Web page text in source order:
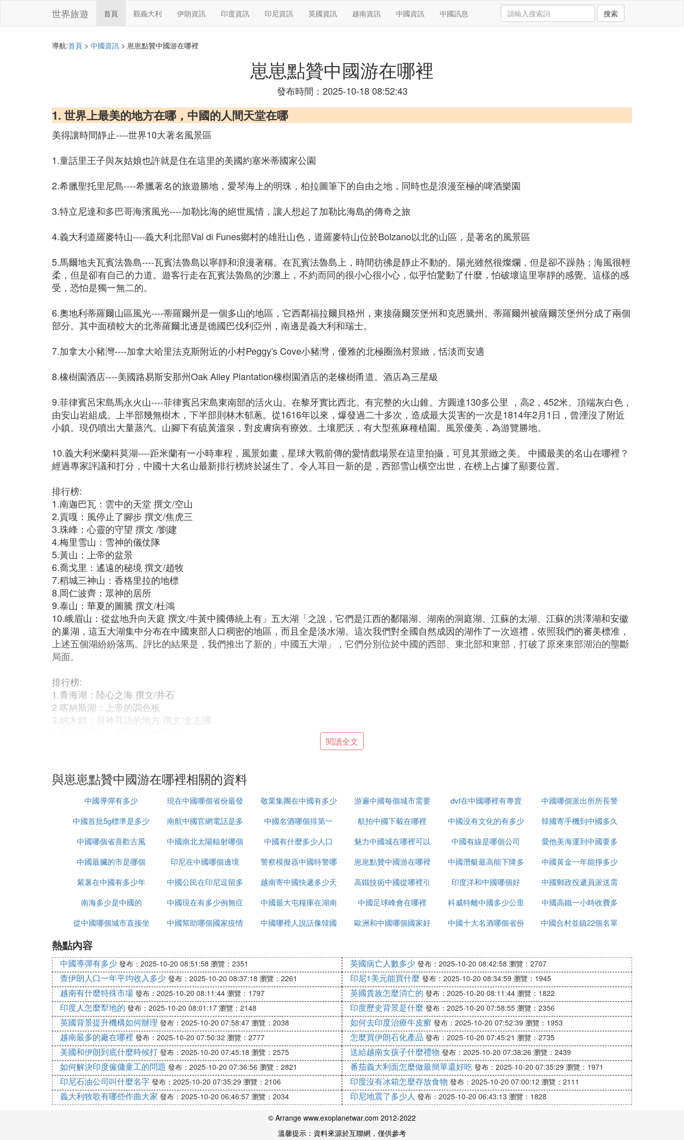
世界旅遊 首頁 觀義大利 伊朗資訊 印度資訊 印尼資訊 英國資訊 越南資訊 中國資訊 中國訊息 搜索
導航:首頁 > 中國資訊 > 崽崽點贊中國游在哪裡
崽崽點贊中國游在哪裡
發布時間：2025-10-18 08:52:43
1. 世界上最美的地方在哪，中國的人間天堂在哪
美得讓時間靜止----世界10大著名風景區
1.童話里王子與灰姑娘也許就是住在這里的美國約塞米蒂國家公園
2.希臘聖托里尼島----希臘著名的旅遊勝地，愛琴海上的明珠，柏拉圖筆下的自由之地，同時也是浪漫至極的啤酒樂園
3.特立尼達和多巴哥海濱風光----加勒比海的絕世風情，讓人想起了加勒比海島的傳奇之旅
4.義大利道羅麥特山----義大利北部Val di Funes鄉村的雄壯山色，道羅麥特山位於Bolzano以北的山區，是著名的風景區
5.馬爾地夫瓦賓法魯島----瓦賓法魯島以寧靜和浪漫著稱。在瓦賓法魯島上，時間彷彿是靜止不動的。陽光雖然很燦爛，但是卻不躁熱；海風很輕
柔，但是卻有自己的力道。遊客行走在瓦賓法魯島的沙灘上，不約而同的很小心很小心，似乎怕驚動了什麼，怕破壞這里寧靜的感覺。這樣的感
受，恐怕是獨一無二的。
6.奧地利蒂羅爾山區風光----蒂羅爾州是一個多山的地區，它西鄰福拉爾貝格州，東接薩爾茨堡州和克恩騰州。蒂羅爾州被薩爾茨堡州分成了兩個
部分。其中面積較大的北蒂羅爾北邊是德國巴伐利亞州，南邊是義大利和瑞士。
7.加拿大小豬灣----加拿大哈里法克斯附近的小村Peggy's Cove小豬灣，優雅的北極圈漁村景緻，恬淡而安適
8.橡樹園酒店----美國路易斯安那州Oak Alley Plantation橡樹園酒店的老橡樹甬道。酒店為三星級
9.菲律賓呂宋島馬永火山----菲律賓呂宋島東南部的活火山。在黎牙實比西北。有完整的火山錐。方圓達130多公里 ，高2，452米。頂端灰白色，
由安山岩組成。上半部幾無樹木，下半部則林木郁蔥。從1616年以來，爆發過二十多次，造成最大災害的一次是1814年2月1日，曾湮沒了附近
小鎮。現仍噴出大量蒸汽。山腳下有硫黃溫泉，對皮膚病有療效。土壤肥沃，有大型蕉麻種植園。風景優美，為游覽勝地。
10.義大利米蘭科莫湖----距米蘭有一小時車程，風景如畫，星球大戰前傳的愛情戲場景在這里拍攝，可見其景緻之美。 中國最美的名山在哪裡？
經過專家評議和打分，中國十大名山最新排行榜終於誕生了。令人耳目一新的是，西部雪山橫空出世，在榜上占據了顯要位置。
排行榜:
1.南迦巴瓦：雲中的天堂 撰文/空山
2.貢嘎：風停止了腳步 撰文/焦虎三
3.珠峰：心靈的守望 撰文 /劉建
4.梅里雪山：雪神的儀仗隊
5.黃山：上帝的盆景
6.喬戈里：遙遠的秘境 撰文/趙牧
7.稻城三神山：香格里拉的地標
8.岡仁波齊：眾神的居所
9.泰山：華夏的圖騰 撰文/杜鴻
10.峨眉山：從盆地升向天庭 撰文/牛黃中國傳統上有」五大湖「之說，它們是江西的鄱陽湖、湖南的洞庭湖、江蘇的太湖、江蘇的洪澤湖和安徽
的巢湖，這五大湖集中分布在中國東部人口稠密的地區，而且全是淡水湖。這次我們對全國自然成因的湖作了一次巡禮，依照我們的審美標准，
上述五個湖紛紛落馬。評比的結果是，我們推出了新的」中國五大湖」，它們分別位於中國的西部、東北部和東部，打破了原來東部湖泊的壟斷
局面。
排行榜:
1.青海湖：陸心之海 撰文/井石
2.喀納斯湖：上帝的調色板
3.納木錯：與神耳語的地方 撰文/金志國
的沙山，走過塔克拉瑪乾的沙海，穿過古爾班通古特的梭梭林，你會不可救葯地愛上它。你的夢里，會響起駝鈴的聲音。
1.巴丹吉林沙漠腹地：上帝畫下的曲線 撰文/董培勤
2.塔克拉瑪干沙漠腹地：大地的天體營 撰文/沈葦
4.鳴沙山、月牙泉:千年的守望
5.沙坡頭:曳住流沙的腳步
樣的，尤其是自然地貌的美。然而，美又是共通的，在這次評選過程中，所有評委都把最高分投給了雅魯藏布大峽谷，因為她的大美震撼了我
排行榜:
2.金沙江虎跳峽 撰文/於堅
3.長江三峽 撰文/范曉
4.怒江大峽谷 撰文/范曉
5.瀾滄江梅里大峽谷
6.太魯閣大峽谷
7.黃河晉陝大峽谷
8.大渡河金口大峽谷
9.太行山大峽谷
10.天山庫車大峽谷
中國是喀斯特大國，也是名副其實的洞穴王國。不過，由於缺乏洞穴探險的傳統，迄今為止，在中國，還有許許多多的洞穴藏在深閨、無人得
知。這使得我們這次洞穴選美可能會「以偏概全」——我們的目光根本無法穿透厚實的土地，注視到那些依然未知的地下世界。即便如此，我們
特別安排了「中國最美的六大旅遊洞穴」和「中國洞穴之最」 兩個序列，盡可能客觀地評選出了中國已知洞穴中的佼佼者，以饗讀者。
閱讀全文
與崽崽點贊中國游在哪裡相關的資料
中國導彈有多少
現在中國哪個省份最發
達
敬業集團在中國有多少
辦事處
游遍中國每個城市需要
多久
dvf在中國哪裡有專賣
店
中國哪個派出所所長警
銜最高
中國首批5g標準是多少
南航中國官網電話是多
少錢
中國名酒哪個排第一 航拍中國下載在哪裡 中國沒有文化的有多少
韓國寄手機到中國多久
中國哪個省喜歡古風
中國南北太陽輻射哪個
大
中國有什麼多少人口
魅力中國城在哪裡可以
看
中國有線是哪個公司
愛他美海運到中國要多
久
中國最臟的市是哪個 印尼在中國哪個邊境
警察模擬器中國特警哪
裡下載
崽崽點贊中國游在哪裡
中國潛艇最高能下降多
少米
中國黃金一年能掙多少
錢
紫薯在中國有多少年
中國公民在印尼逗留多
久
越南寄中國快遞多少天
高鐵技術中國從哪裡引
進
印度洋和中國哪個好
中國郵政投遞員派送需
要多久
南海多少是中國的
中國現在有多少例無症
狀感染者
中國最大屯糧庫在湖南
哪裡
中國足球峰會在哪裡 科威特離中國多少公里
中國高鐵一小時收費多
少
從中國哪個城市直接坐
中國幫助哪個國家疫情
中國哪裡人說話像韓國
歐洲和中國哪個國家好
中國十大名酒哪個省份
中國合村並鎮22個名單
熱點內容
中國導彈有多少 發布：2025-10-20 08:51:58 瀏覽：2351 英國病亡人數多少 發布：2025-10-20 08:42:58 瀏覽：2707
查伊朗人口一年平均收入多少 發布：2025-10-20 08:37:18 瀏覽：2261 印尼1美元能買什麼 發布：2025-10-20 08:34:59 瀏覽：1945
越南有什麼特殊市場 發布：2025-10-20 08:11:44 瀏覽：1797 英國貴族怎麼消亡的 發布：2025-10-20 08:11:44 瀏覽：1822
印度人怎麼犁地的 發布：2025-10-20 08:01:17 瀏覽：2148 印度歷史背景是什麼 發布：2025-10-20 07:58:55 瀏覽：2356
英國背景提升機構如何辦理 發布：2025-10-20 07:58:47 瀏覽：2038 如何去印度治療牛皮癬 發布：2025-10-20 07:52:39 瀏覽：1953
越南最多的廠在哪裡 發布：2025-10-20 07:50:32 瀏覽：2777 怎麼買伊朗石化產品 發布：2025-10-20 07:45:21 瀏覽：2735
美國和伊朗到底什麼時候打 發布：2025-10-20 07:45:18 瀏覽：2575 送給越南女孩子什麼禮物 發布：2025-10-20 07:38:26 瀏覽：2439
如何解決印度僱傭童工的問題 發布：2025-10-20 07:36:56 瀏覽：2821 番茄義大利面怎麼做最簡單還好吃 發布：2025-10-20 07:35:29 瀏覽：1971
印尼石油公司叫什麼名字 發布：2025-10-20 07:35:29 瀏覽：2106 印度沒有冰箱怎麼存放食物 發布：2025-10-20 07:00:12 瀏覽：2111
義大利牧歌有哪些作曲大家 發布：2025-10-20 06:46:57 瀏覽：2034 印尼地震了多少人 發布：2025-10-20 06:43:13 瀏覽：1828
© Arrange www.exoplanetwar.com 2012-2022
溫馨提示：資料來源於互聯網，僅供參考